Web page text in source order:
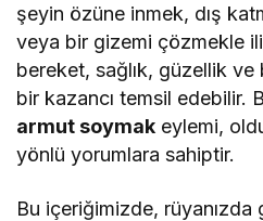
şeyin özüne inmek, dış
veya bir gizemi çözmekle
bereket, sağlık, güzellik ve
bir kazancı temsil edebilir.
armut soymak eylemi,
yönlü yorumlara sahiptir.
Bu içeriğimizde,